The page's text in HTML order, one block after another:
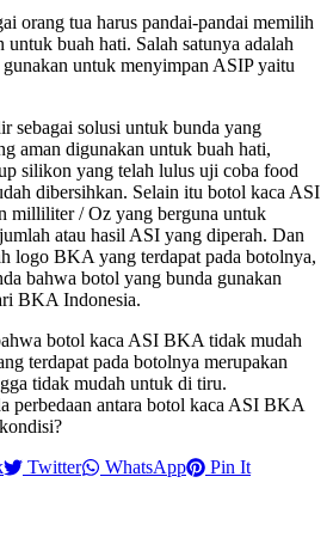
orang tua harus pandai-pandai memilih
buah hati. Salah satunya adalah
untuk menyimpan ASIP yaitu
sebagai solusi untuk bunda yang
aman digunakan untuk buah hati,
silikon yang telah lulus uji coba food
dibersihkan. Selain itu botol kaca ASI
milliliter / Oz yang berguna untuk
atau hasil ASI yang diperah. Dan
logo BKA yang terdapat pada botolnya,
bahwa botol yang bunda gunakan
BKA Indonesia.
botol kaca ASI BKA tidak mudah
terdapat pada botolnya merupakan
tidak mudah untuk di tiru.
perbedaan antara botol kaca ASI BKA
Twitter WhatsApp Pin It